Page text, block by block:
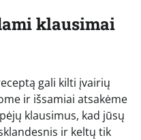
klausimai
gali kilti įvairių
ir išsamiai atsakėme
klausimus, kad jūsų
ir keltų tik